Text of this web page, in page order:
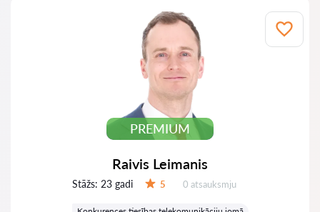
PREMIUM
Raivis Leimanis
Stāžs: 23 gadi 5 Atsauksmes:
0 atsauksmju